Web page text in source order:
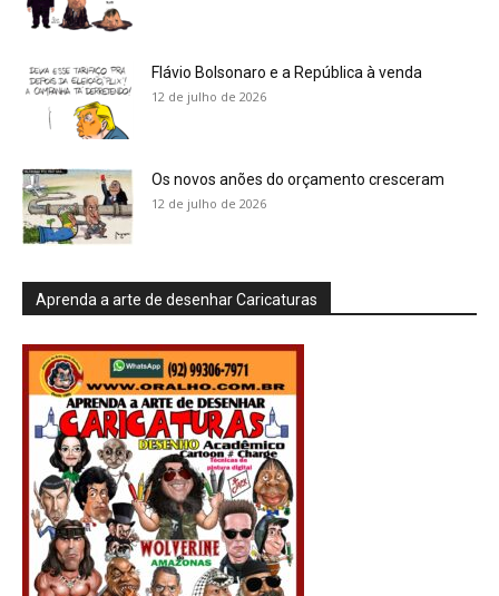
Flávio Bolsonaro e a República à venda
12 de julho de 2026
Os novos anões do orçamento cresceram
12 de julho de 2026
Aprenda a arte de desenhar Caricaturas